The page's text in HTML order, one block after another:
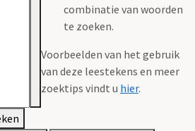
combinatie van woorden
te zoeken.
Voorbeelden van het gebruik
van deze leestekens en meer
zoektips vindt u hier.